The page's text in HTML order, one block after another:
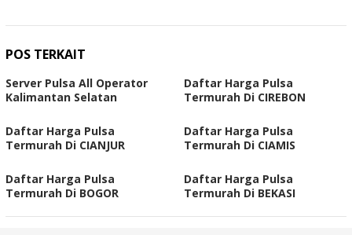
POS TERKAIT
Server Pulsa All Operator
Kalimantan Selatan
Daftar Harga Pulsa
Termurah Di CIREBON
Daftar Harga Pulsa
Termurah Di CIANJUR
Daftar Harga Pulsa
Termurah Di CIAMIS
Daftar Harga Pulsa
Termurah Di BOGOR
Daftar Harga Pulsa
Termurah Di BEKASI